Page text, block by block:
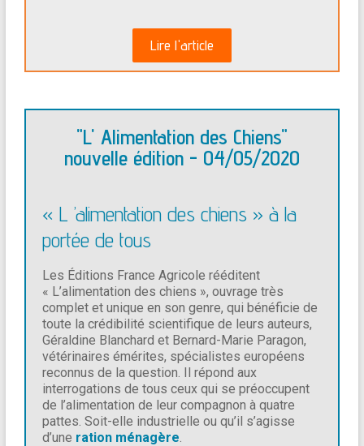
Lire l'article
"L' Alimentation des Chiens"
nouvelle édition - 04/05/2020
« L ’alimentation des chiens » à la
portée de tous
Les Éditions France Agricole rééditent
« L’alimentation des chiens », ouvrage très
complet et unique en son genre, qui bénéficie de
toute la crédibilité scientifique de leurs auteurs,
Géraldine Blanchard et Bernard-Marie Paragon,
vétérinaires émérites, spécialistes européens
reconnus de la question. Il répond aux
interrogations de tous ceux qui se préoccupent
de l’alimentation de leur compagnon à quatre
pattes. Soit-elle industrielle ou qu’il s’agisse
d’une ration ménagère